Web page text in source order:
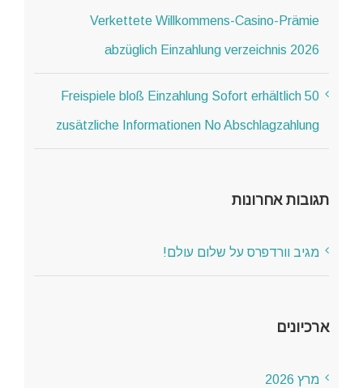
Verkettete Willkommens-Casino-Prämie
abzüglich Einzahlung verzeichnis 2026
50 Freispiele bloß Einzahlung Sofort erhältlich
zusätzliche Informationen No Abschlagzahlung
תגובות אחרונות
מגיב וורדפרסעל שלום עולם!
ארכיונים
מרץ 2026